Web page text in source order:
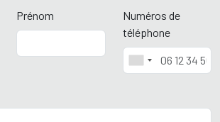
Prénom
Numéros de
téléphone